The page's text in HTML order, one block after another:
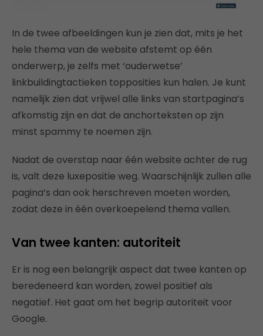
In de twee afbeeldingen kun je zien dat, mits je het
hele thema van de website afstemt op één
onderwerp, je zelfs met ‘ouderwetse’
linkbuildingtactieken topposities kun halen. Je kunt
namelijk zien dat vrijwel alle links van startpagina’s
afkomstig zijn en dat de anchorteksten op zijn
minst spammy te noemen zijn.
Nadat de overstap naar één website achter de rug
is, valt deze luxepositie weg. Waarschijnlijk zullen alle
pagina’s dan ook herschreven moeten worden,
zodat deze in één overkoepelend thema vallen.
Van twee kanten: autoriteit
Er is nog een belangrijk aspect dat twee kanten op
beredeneerd kan worden, zowel positief als
negatief. Het gaat om het begrip autoriteit voor
Google.